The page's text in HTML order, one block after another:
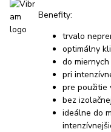
Benefity:
trvalo
optimálny
do
pri
pre použitie
bez
ideálne do